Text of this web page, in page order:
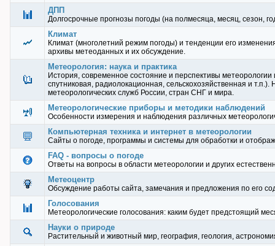
ДПП
Долгосрочные прогнозы погоды (на полмесяца, месяц, сезон,
Климат
Климат (многолетний режим погоды) и тенденции его
архивы метеоданных и их обсуждение.
Метеорология: наука и практика
История, современное состояние и перспективы
спутниковая, радиолокационная, сельскохозяйственная и
метеорологических служб России, стран СНГ и мира.
Метеорологические приборы и методики наблюдений
Особенности измерения и наблюдения различных
Компьютерная техника и интернет в метеорологии
Сайты о погоде, программы и системы для обработки и
FAQ - вопросы о погоде
Ответы на вопросы в области метеорологии и других
Метеоцентр
Обсуждение работы сайта, замечания и предложения по его
Голосования
Метеорологические голосования: каким будет предстоящий
Науки о природе
Растительный и животный мир, география, геология,